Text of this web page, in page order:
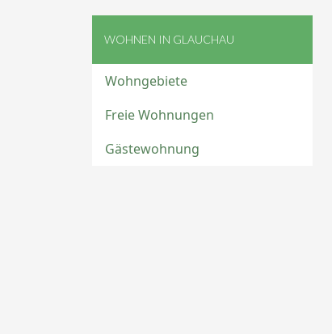
WOHNEN IN GLAUCHAU
Wohngebiete
Freie Wohnungen
Gästewohnung